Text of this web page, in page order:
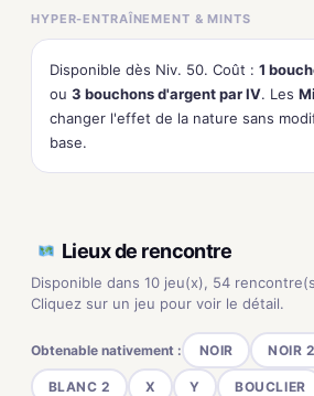
HYPER-ENTRAÎNEMENT & MINTS
Disponible dès Niv. 50. Coût : 1
ou 3 bouchons d'argent par IV. Les
changer l'effet de la nature sans
base.
Lieux de rencontre
Disponible dans 10 jeu(x), 54
Cliquez sur un jeu pour voir le détail.
Obtenable nativement : NOIR NOIR 2
BLANC 2 X Y BOUCLIER